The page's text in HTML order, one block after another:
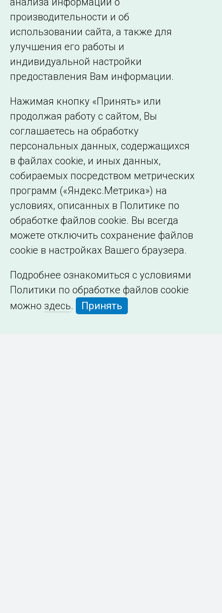
Подписаться на новости
©2005–2026 АО «СО ЕЭС»
Филиалы и
представительства
Сведения об
образовательной
организации
производительности и об
использовании сайта, а также для
улучшения его работы и
индивидуальной настройки
предоставления Вам информации.
Нажимая кнопку «Принять» или
продолжая работу с сайтом, Вы
соглашаетесь на обработку
персональных данных, содержащихся
в файлах cookie, и иных данных,
собираемых посредством метрических
программ («Яндекс.Метрика») на
условиях, описанных в Политике по
обработке файлов cookie. Вы всегда
можете отключить сохранение файлов
cookie в настройках Вашего браузера.
Подробнее ознакомиться с условиями
Политики по обработке файлов cookie
можно здесь. Принять